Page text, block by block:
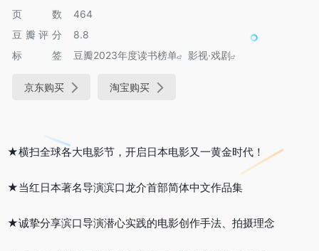
页数
464
豆瓣评分
8.8
标签
豆瓣2023年度读书榜单 影视·戏剧
京东购买 淘宝购买
★横扫全球各大电影节，开启日本电影又一黄金时代！
★当红日本著名导演滨口龙介首部简体中文作品集
★诚挚分享滨口导演潜心实践的电影创作手法、拍摄理念